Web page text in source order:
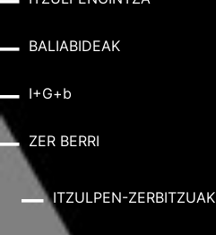
BALIABIDEAK
I+G+b
ZER BERRI
ITZULPEN-ZERBITZUAK